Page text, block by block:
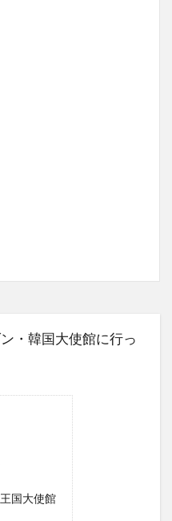
・韓国大使館に行っ
国大使館